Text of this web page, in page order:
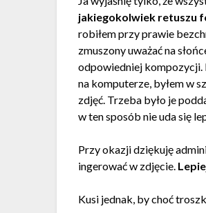
jakiegokolwiek retuszu
robiłem przy prawie
zmuszony uważać na
odpowiedniej kompozycji.
na komputerze, byłem w
zdjęć. Trzeba było je
w ten sposób nie uda się
Przy okazji dziękuję
ingerować w zdjęcie.
Kusi jednak, by choć